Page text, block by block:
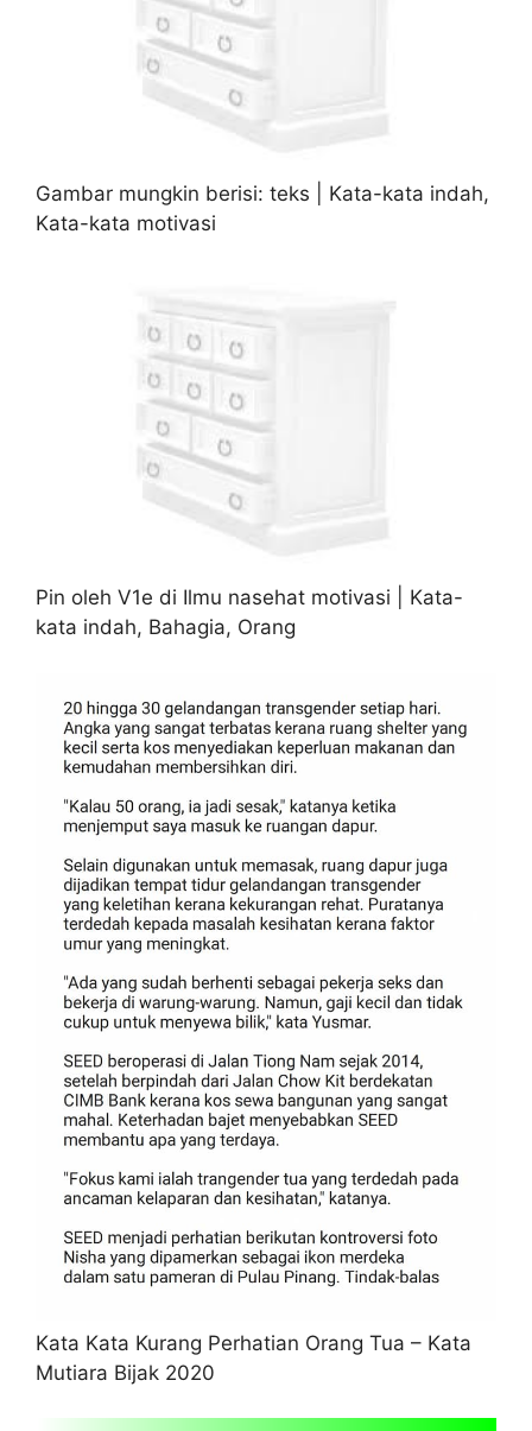
Gambar mungkin berisi: teks | Kata-kata indah,
Kata-kata motivasi
Pin oleh V1e di Ilmu nasehat motivasi | Kata-
kata indah, Bahagia, Orang
Kata Kata Kurang Perhatian Orang Tua – Kata
Mutiara Bijak 2020